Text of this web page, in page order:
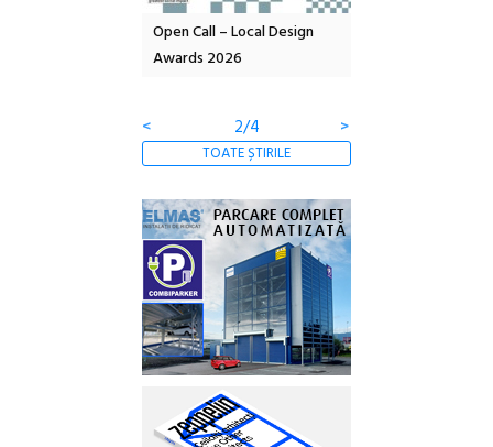
Open Call – Local Design
Awards 2026
<
2/4 >
TOATE ȘTIRILE